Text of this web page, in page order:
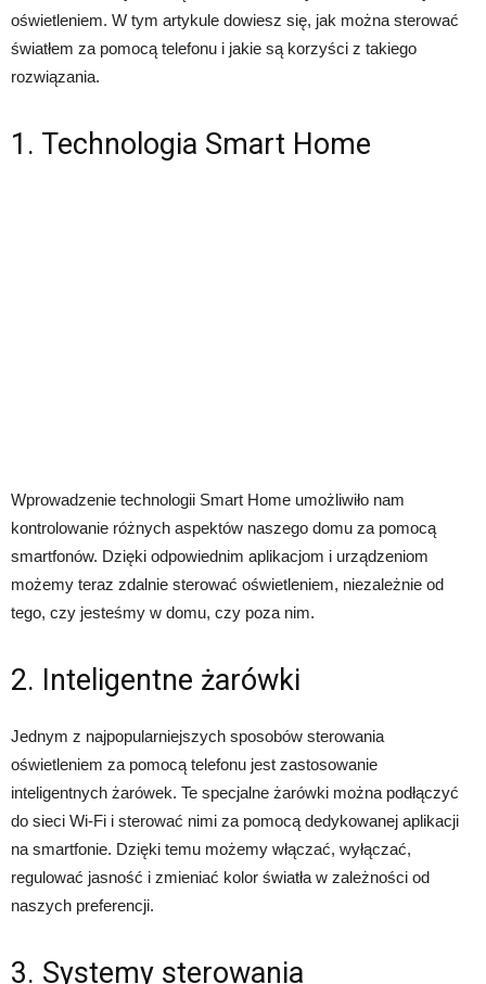
oświetleniem. W tym artykule dowiesz się, jak można sterować
światłem za pomocą telefonu i jakie są korzyści z takiego
rozwiązania.
1. Technologia Smart Home
Wprowadzenie technologii Smart Home umożliwiło nam
kontrolowanie różnych aspektów naszego domu za pomocą
smartfonów. Dzięki odpowiednim aplikacjom i urządzeniom
możemy teraz zdalnie sterować oświetleniem, niezależnie od
tego, czy jesteśmy w domu, czy poza nim.
2. Inteligentne żarówki
Jednym z najpopularniejszych sposobów sterowania
oświetleniem za pomocą telefonu jest zastosowanie
inteligentnych żarówek. Te specjalne żarówki można podłączyć
do sieci Wi-Fi i sterować nimi za pomocą dedykowanej aplikacji
na smartfonie. Dzięki temu możemy włączać, wyłączać,
regulować jasność i zmieniać kolor światła w zależności od
naszych preferencji.
3. Systemy sterowania